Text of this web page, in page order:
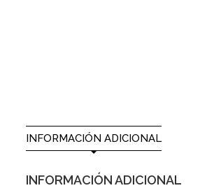
INFORMACIÓN ADICIONAL
INFORMACIÓN ADICIONAL